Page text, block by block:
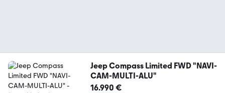
Jeep Compass Limited FWD "NAVI-
CAM-MULTI-ALU"
16.990 €